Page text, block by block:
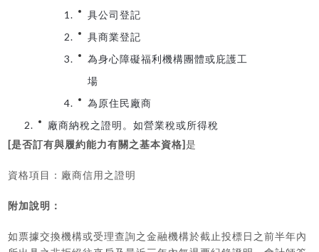
具公司登記
具商業登記
為身心障礙福利機構團體或庇護工
場
為原住民廠商
廠商納稅之證明。如營業稅或所得稅
[是否訂有與履約能力有關之基本資格]是
資格項目：廠商信用之證明
附加說明：
如票據交換機構或受理查詢之金融機構於截止投標日之前半年內